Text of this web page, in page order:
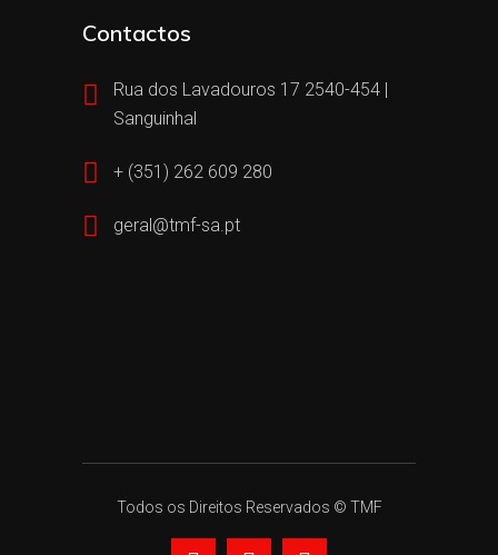
Contactos
Rua dos Lavadouros 17 2540-454 |
Sanguinhal
+ (351) 262 609 280
geral@tmf-sa.pt
Todos os Direitos Reservados © TMF